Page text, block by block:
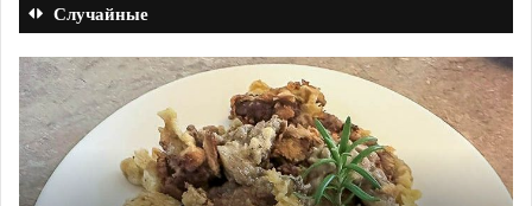
Случайные
Блин-
улитка
с
мясом.
Рецепт
с
с